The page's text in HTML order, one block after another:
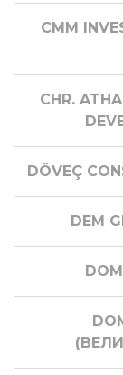
CMM
CHR.
DÖVEÇ
DEM